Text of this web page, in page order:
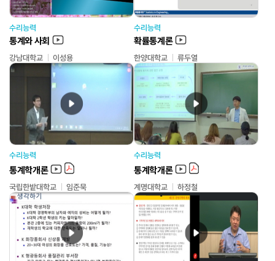
수리능력
통계와 사회
강남대학교 이성용
수리능력
확률통계론
한양대학교 류두열
수리능력
통계학개론
국립한밭대학교 임준묵
수리능력
통계학개론
계명대학교 하정철